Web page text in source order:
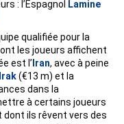
: l’Espagnol
Lamine
qualifiée pour la
les joueurs affichent
est l’ Iran, avec à peine
Irak(€13 m) et la
dans la
à certains joueurs
ils rêvent vers des